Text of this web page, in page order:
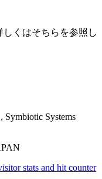
しくはそちらを参照し
Systems